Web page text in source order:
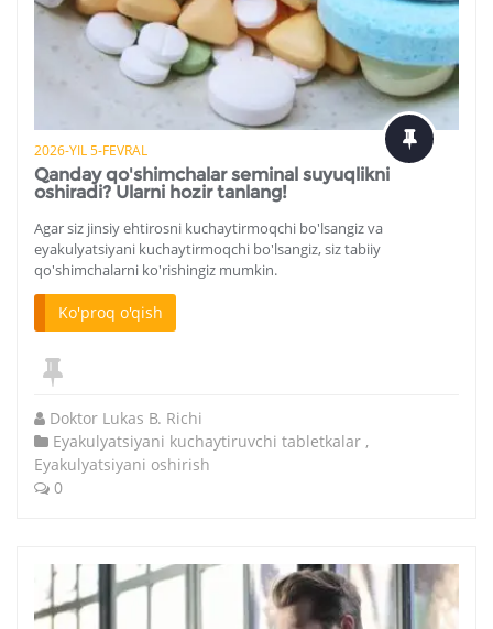
2026-YIL 5-FEVRAL
Qanday qo'shimchalar seminal suyuqlikni
oshiradi? Ularni hozir tanlang!
Agar siz jinsiy ehtirosni kuchaytirmoqchi bo'lsangiz va
eyakulyatsiyani kuchaytirmoqchi bo'lsangiz, siz tabiiy
qo'shimchalarni ko'rishingiz mumkin.
Ko'proq o'qish
Doktor Lukas B. Richi
Eyakulyatsiyani kuchaytiruvchi tabletkalar ,
Eyakulyatsiyani oshirish
0